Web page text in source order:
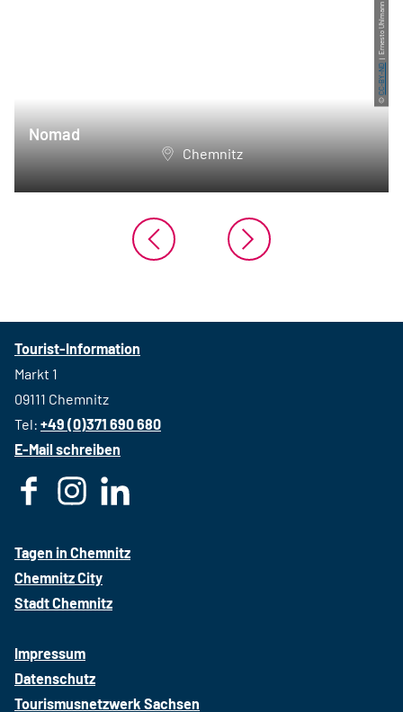
Nomad
Chemnitz
©
CC-BY-ND
| Ernesto Uhlmann
Tourist-Information
Markt 1
09111 Chemnitz
Tel: +49 (0)371 690 680
E-Mail schreiben
e
b
o
k
t
a
g
m
k
Tagen in Chemnitz
Chemnitz City
Stadt Chemnitz
Impressum
Datenschutz
Tourismusnetzwerk Sachsen